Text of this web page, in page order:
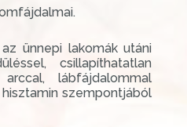
ünnepi lakomák utáni
csillapíthatatlan
lábfájdalommal
szempontjából